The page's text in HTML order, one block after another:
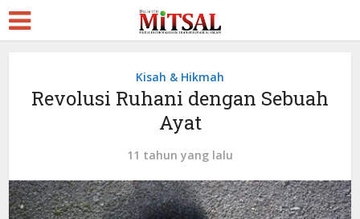
Kisah & Hikmah
Revolusi Ruhani dengan Sebuah
Ayat
11 tahun yang lalu